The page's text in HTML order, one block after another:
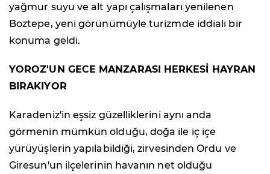
yağmur suyu ve alt yapı çalışmaları yenilenen
Boztepe, yeni görünümüyle turizmde iddialı bir
konuma geldi.
YOROZ'UN GECE MANZARASI HERKESİ HAYRAN
BIRAKIYOR
Karadeniz'in eşsiz güzelliklerini aynı anda
görmenin mümkün olduğu, doğa ile iç içe
yürüyüşlerin yapılabildiği, zirvesinden Ordu ve
Giresun'un ilçelerinin havanın net olduğu